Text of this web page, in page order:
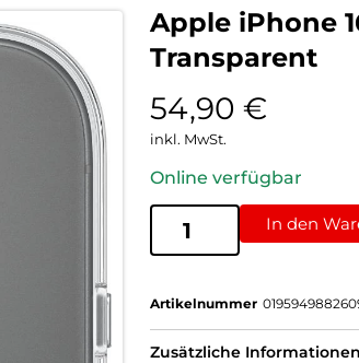
Apple iPhone
Transparent
54,90 €
inkl. MwSt.
Online verfügbar
In den
Artikelnummer
Zusätzliche Informationen